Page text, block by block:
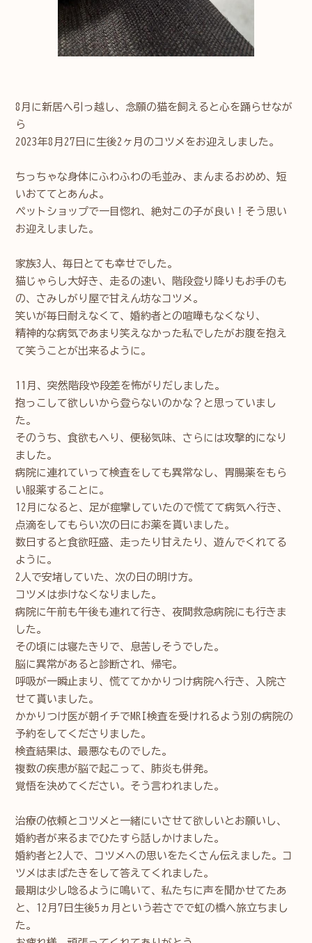
8月に新居へ引っ越し、念願の猫を飼えると心を踊らせなが
ら
2023年8月27日に生後2ヶ月のコツメをお迎えしました。
ちっちゃな身体にふわふわの毛並み、まんまるおめめ、短
いおててとあんよ。
ペットショップで一目惚れ、絶対この子が良い！そう思い
お迎えしました。
家族3人、毎日とても幸せでした。
猫じゃらし大好き、走るの速い、階段登り降りもお手のも
の、さみしがり屋で甘えん坊なコツメ。
笑いが毎日耐えなくて、婚約者との喧嘩もなくなり、
精神的な病気であまり笑えなかった私でしたがお腹を抱え
て笑うことが出来るように。
11月、突然階段や段差を怖がりだしました。
抱っこして欲しいから登らないのかな？と思っていまし
た。
そのうち、食欲もへり、便秘気味、さらには攻撃的になり
ました。
病院に連れていって検査をしても異常なし、胃腸薬をもら
い服薬することに。
12月になると、足が痙攣していたので慌てて病気へ行き、
点滴をしてもらい次の日にお薬を貰いました。
数日すると食欲旺盛、走ったり甘えたり、遊んでくれてる
ように。
2人で安堵していた、次の日の明け方。
コツメは歩けなくなりました。
病院に午前も午後も連れて行き、夜間救急病院にも行きま
した。
その頃には寝たきりで、息苦しそうでした。
脳に異常があると診断され、帰宅。
呼吸が一瞬止まり、慌ててかかりつけ病院へ行き、入院さ
せて貰いました。
かかりつけ医が朝イチでMRI検査を受けれるよう別の病院の
予約をしてくださりました。
検査結果は、最悪なものでした。
複数の疾患が脳で起こって、肺炎も併発。
覚悟を決めてください。そう言われました。
治療の依頼とコツメと一緒にいさせて欲しいとお願いし、
婚約者が来るまでひたすら話しかけました。
婚約者と2人で、コツメへの思いをたくさん伝えました。コ
ツメはまばたきをして答えてくれました。
最期は少し唸るように鳴いて、私たちに声を聞かせてたあ
と、12月7日生後5ヵ月という若さでで虹の橋へ旅立ちまし
た。